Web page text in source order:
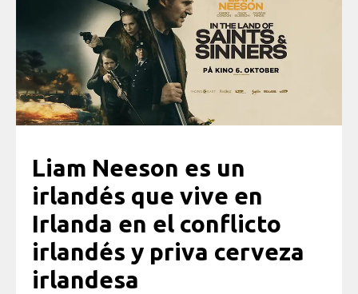
Liam Neeson es un
irlandés que vive en
Irlanda en el conflicto
irlandés y priva cerveza
irlandesa